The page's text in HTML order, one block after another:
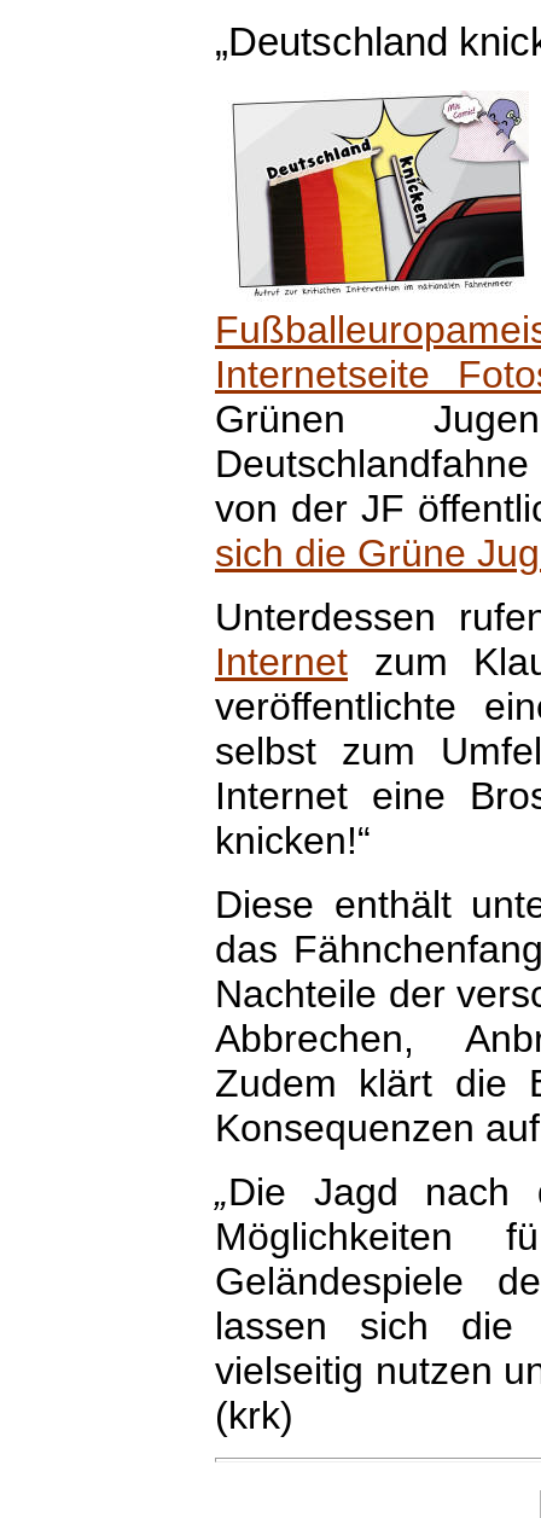
„Deutschland
Internetseite
Grünen
von der JF
sich die Grüne
Unterdessen
Internet zum
veröffentlichte
selbst zum
Internet eine
knicken!“
Diese enthält
das
Nachteile der
Abbrechen,
Zudem klärt die
Konsequenzen
„Die Jagd nach
Möglichkeiten
Geländespiele
lassen sich die
vielseitig nutzen
(krk)